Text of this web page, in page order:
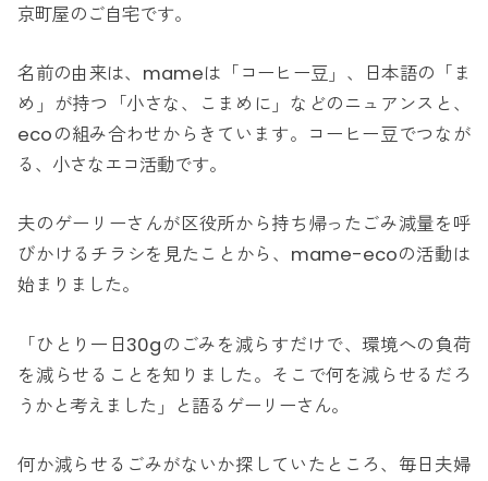
京町屋のご自宅です。
名前の由来は、mameは「コーヒー豆」、日本語の「ま
め」が持つ「小さな、こまめに」などのニュアンスと、
ecoの組み合わせからきています。コーヒー豆でつなが
る、小さなエコ活動です。
夫のゲーリーさんが区役所から持ち帰ったごみ減量を呼
びかけるチラシを見たことから、mame-ecoの活動は
始まりました。
「ひとり一日30gのごみを減らすだけで、環境への負荷
を減らせることを知りました。そこで何を減らせるだろ
うかと考えました」と語るゲーリーさん。
何か減らせるごみがないか探していたところ、毎日夫婦